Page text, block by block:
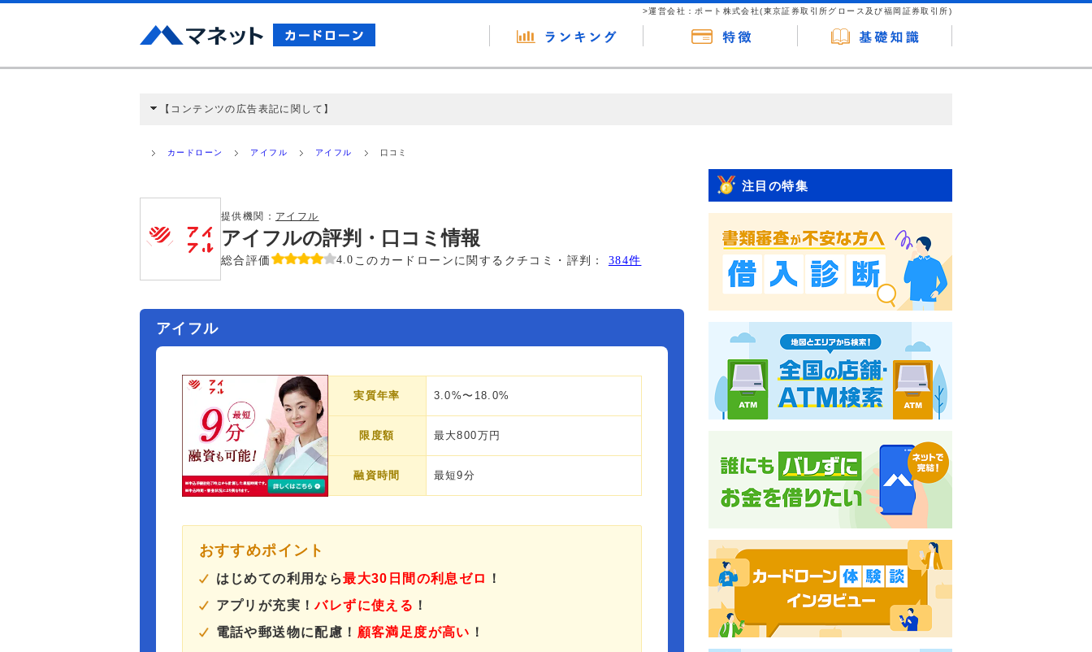
>運営会社：ポート株式会社(東京証券取引所グロース及び福岡証券取引所)
【コンテンツの広告表記に関して】
ミ収集などに基づき、公平性を担保した情報提供を行っています。
カードローン アイフル アイフル 口コミ
提供機関： アイフル
アイフルの評判・口コミ情報
総合評価 4.0 このカードローンに関するクチコミ・評判： 384件
アイフル
実質年率 3.0%〜18.0%
限度額 最大800万円
融資時間 最短9分
おすすめポイント
はじめての利用なら最大30日間の利息ゼロ
！
アプリが充実！バレずに使える ！
電話や郵送物に配慮！ 顧客満足度が高い ！
注目の特集